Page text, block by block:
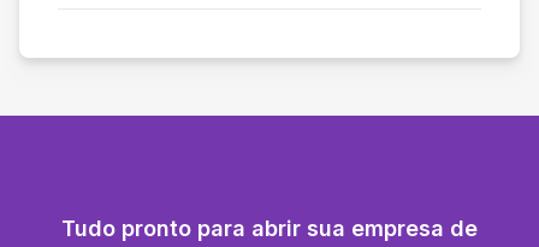
Tudo pronto para abrir sua empresa de